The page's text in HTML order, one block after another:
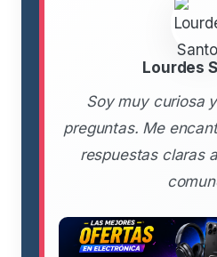
Lourdes
Soy muy curiosa
preguntas. Me
respuestas claras